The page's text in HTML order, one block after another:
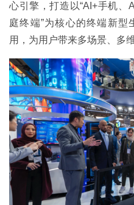
心引擎，打造以“AI+手机、
庭终端”为核心的终端新型
用，为用户带来多场景、多